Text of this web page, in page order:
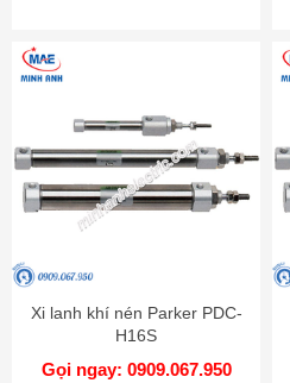
Xi lanh khí nén Parker PDC-
H16S
Gọi ngay: 0909.067.950